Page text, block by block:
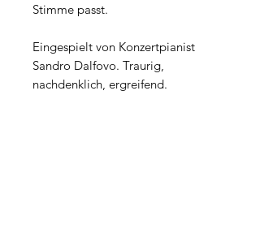
Stimme passt.
Eingespielt von Konzertpianist
Sandro Dalfovo. Traurig,
nachdenklich, ergreifend.